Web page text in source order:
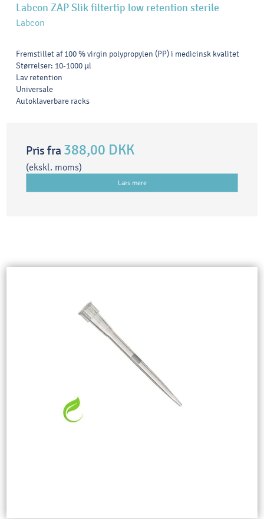
Labcon ZAP Slik filtertip low retention sterile
Labcon
Fremstillet af 100 % virgin polypropylen (PP) i medicinsk kvalitet
Størrelser: 10-1000 µl
Lav retention
Universale
Autoklaverbare racks
Pris fra 388,00 DKK
(ekskl. moms)
Læs mere